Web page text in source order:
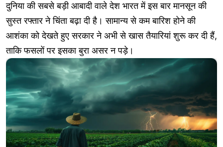
दुनिया की सबसे बड़ी आबादी वाले देश भारत में इस बार मानसून की
सुस्त रफ्तार ने चिंता बढ़ा दी है। सामान्य से कम बारिश होने की
आशंका को देखते हुए सरकार ने अभी से खास तैयारियां शुरू कर दी हैं,
ताकि फसलों पर इसका बुरा असर न पड़े।